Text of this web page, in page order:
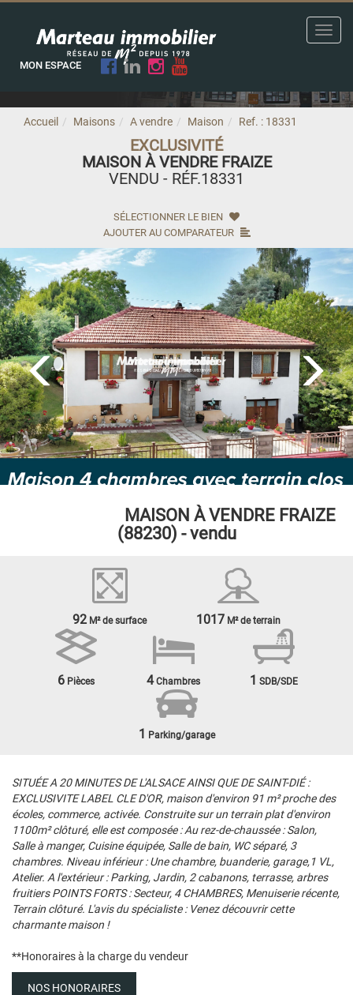
MON ESPACE
Accueil Maisons A vendre Maison Ref. : 18331
EXCLUSIVITÉ
MAISON À VENDRE FRAIZE
VENDU - RÉF.18331
SÉLECTIONNER LE BIEN
AJOUTER AU COMPARATEUR
MAISON À VENDRE FRAIZE
(88230) - vendu
92 M² de surface 1017 M² de terrain
6 Pièces 4Chambres 1 SDB/SDE
1 Parking/garage
SITUÉE A 20 MINUTES DE L'ALSACE AINSI QUE DE SAINT-DIÉ :
EXCLUSIVITE LABEL CLE D'OR, maison d'environ 91 m² proche des
écoles, commerce, activée. Construite sur un terrain plat d'environ
1100m² clôturé, elle est composée : Au rez-de-chaussée : Salon,
Salle à manger, Cuisine équipée, Salle de bain, WC séparé, 3
chambres. Niveau inférieur : Une chambre, buanderie, garage,1 VL,
Atelier. A l'extérieur : Parking, Jardin, 2 cabanons, terrasse, arbres
fruitiers POINTS FORTS : Secteur, 4 CHAMBRES, Menuiserie récente,
Terrain clôturé. L'avis du spécialiste : Venez découvrir cette
charmante maison !
**Honoraires à la charge du vendeur
NOS HONORAIRES